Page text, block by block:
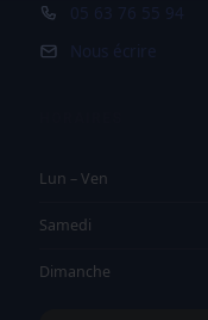
05 63 76 55 94
Nous écrire
Lun – Ven
Samedi
Dimanche